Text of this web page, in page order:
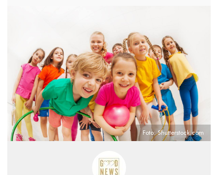
Foto: Shutterstock.com